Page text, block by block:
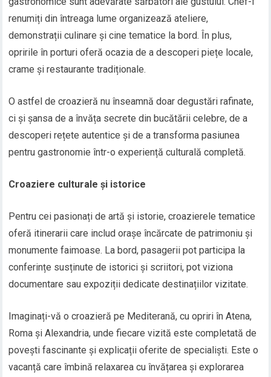
renumiți din întreaga lume organizează ateliere,
demonstrații culinare și cine tematice la bord. În plus,
opririle în porturi oferă ocazia de a descoperi piețe locale,
crame și restaurante tradiționale.
O astfel de croazieră nu înseamnă doar degustări rafinate,
ci și șansa de a învăța secrete din bucătării celebre, de a
descoperi rețete autentice și de a transforma pasiunea
pentru gastronomie într-o experiență culturală completă.
Croaziere culturale și istorice
Pentru cei pasionați de artă și istorie, croazierele tematice
oferă itinerarii care includ orașe încărcate de patrimoniu și
monumente faimoase. La bord, pasagerii pot participa la
conferințe susținute de istorici și scriitori, pot viziona
documentare sau expoziții dedicate destinațiilor vizitate.
Imaginați-vă o croazieră pe Mediterană, cu opriri în Atena,
Roma și Alexandria, unde fiecare vizită este completată de
povești fascinante și explicații oferite de specialiști. Este o
vacanță care îmbină relaxarea cu învățarea și explorarea